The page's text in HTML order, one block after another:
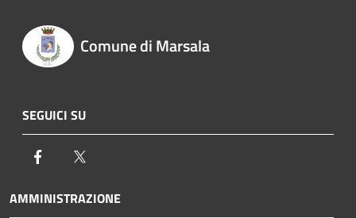
Comune di Marsala
SEGUICI SU
Facebook
AMMINISTRAZIONE